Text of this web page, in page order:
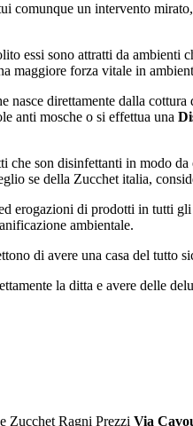
comunque un intervento
essi sono attratti da ambienti
maggiore forza vitale in
direttamente dalla
anti mosche o si effettua una
son disinfettanti in modo
se della Zucchet italia,
erogazioni di prodotti in tutti
ambientale.
di avere una casa del tutto
la ditta e avere delle
Zucchet Ragni Prezzi Via